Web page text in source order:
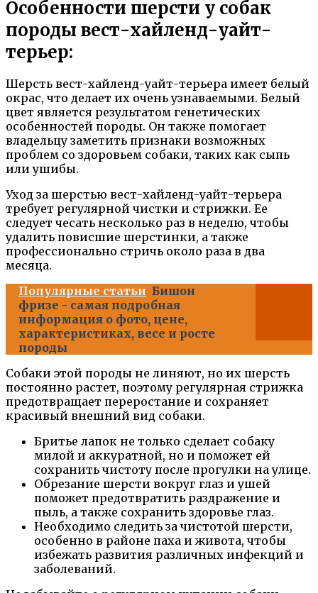
Особенности шерсти у собак
породы вест-хайленд-уайт-
терьер:
Шерсть вест-хайленд-уайт-терьера имеет белый
окрас, что делает их очень узнаваемыми. Белый
цвет является результатом генетических
особенностей породы. Он также помогает
владельцу заметить признаки возможных
проблем со здоровьем собаки, таких как сыпь
или ушибы.
Уход за шерстью вест-хайленд-уайт-терьера
требует регулярной чистки и стрижки. Ее
следует чесать несколько раз в неделю, чтобы
удалить повисшие шерстинки, а также
профессионально стричь около раза в два
месяца.
Популярные статьи Бишон
фризе - самая подробная
информация о фото, цене,
характеристиках, весе и росте
породы
Собаки этой породы не линяют, но их шерсть
постоянно растет, поэтому регулярная стрижка
предотвращает переростание и сохраняет
красивый внешний вид собаки.
Бритье лапок не только сделает собаку
милой и аккуратной, но и поможет ей
сохранить чистоту после прогулки на улице.
Обрезание шерсти вокруг глаз и ушей
поможет предотвратить раздражение и
пыль, а также сохранить здоровье глаз.
Необходимо следить за чистотой шерсти,
особенно в районе паха и живота, чтобы
избежать развития различных инфекций и
заболеваний.